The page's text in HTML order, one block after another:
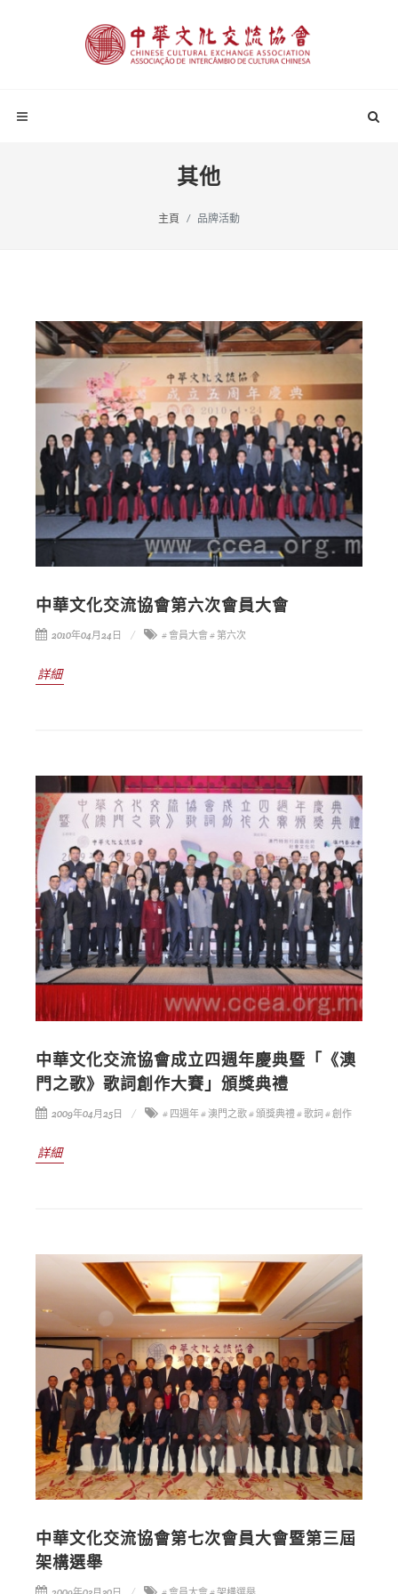
其他
主頁 品牌活動
中華文化交流協會第六次會員大會
2010年04月24日 # 會員大會 # 第六次
詳細
中華文化交流協會成立四週年慶典暨「《澳
門之歌》歌詞創作大賽」頒獎典禮
2009年04月25日 # 四週年# 澳門之歌# 頒獎典禮# 歌詞 # 創作
詳細
中華文化交流協會第七次會員大會暨第三屆
架構選舉